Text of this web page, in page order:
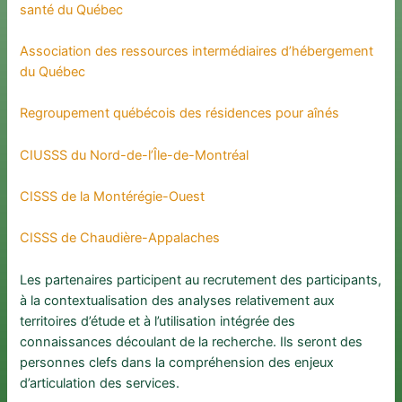
santé du Québec
Association des ressources intermédiaires d’hébergement
du Québec
Regroupement québécois des résidences pour aînés
CIUSSS du Nord-de-l’Île-de-Montréal
CISSS de la Montérégie-Ouest
CISSS de Chaudière-Appalaches
Les partenaires participent au recrutement des participants,
à la contextualisation des analyses relativement aux
territoires d’étude et à l’utilisation intégrée des
connaissances découlant de la recherche. Ils seront des
personnes clefs dans la compréhension des enjeux
d’articulation des services.